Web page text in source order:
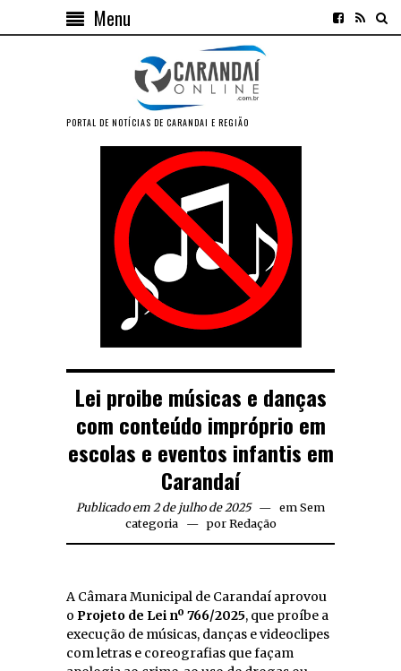
Menu
PORTAL DE NOTÍCIAS DE CARANDAI E REGIÃO
Lei proibe músicas e danças
com conteúdo impróprio em
escolas e eventos infantis em
Carandaí
Publicado em 2 de julho de 2025 em Sem
categoria
por Redação
A Câmara Municipal de Carandaí aprovou
o Projeto de Lei nº 766/2025, que proíbe a
execução de músicas, danças e videoclipes
com letras e coreografias que façam